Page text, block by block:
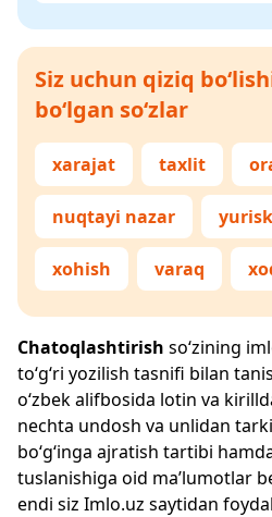
Siz uchun qiziq
bo‘lgan so‘zlar
xarajat taxlit
nuqtayi nazar
xohish varaq
Chatoqlashtirish so‘zining
to‘g‘ri yozilish tasnifi bilan
o‘zbek alifbosida lotin va
nechta undosh va unlidan
bo‘g‘inga ajratish tartibi
tuslanishiga oid ma’lumotlar
endi siz Imlo.uz saytidan